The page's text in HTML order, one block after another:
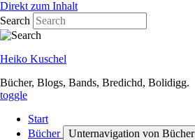
Direkt zum Inhalt
Search
Heiko Kuschel
Bücher, Blogs, Bands, Bredichd, Bolidigg.
toggle
Start
Bücher
Unternavigation von Bücher